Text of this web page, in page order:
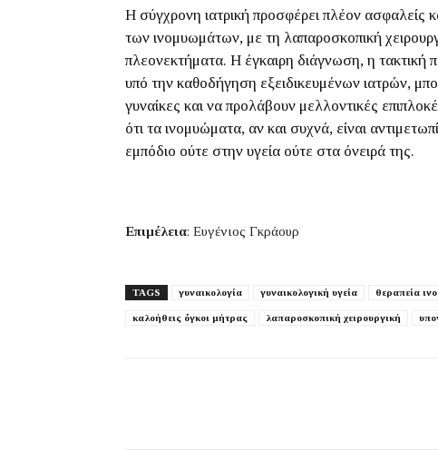
Η σύγχρονη ιατρική προσφέρει πλέον ασφαλείς
των ινομυωμάτων, με τη λαπαροσκοπική
πλεονεκτήματα. Η έγκαιρη διάγνωση, η τακτική
υπό την καθοδήγηση εξειδικευμένων ιατρών,
γυναίκες και να προλάβουν μελλοντικές
ότι τα ινομυώματα, αν και συχνά, είναι
εμπόδιο ούτε στην υγεία ούτε στα όνειρά της.
Επιμέλεια: Ευγένιος Γκράουρ
TAGS γυναικολογία γυναικολογική υγεία θεραπεία
καλοήθεις όγκοι μήτρας λαπαροσκοπική χειρουργική